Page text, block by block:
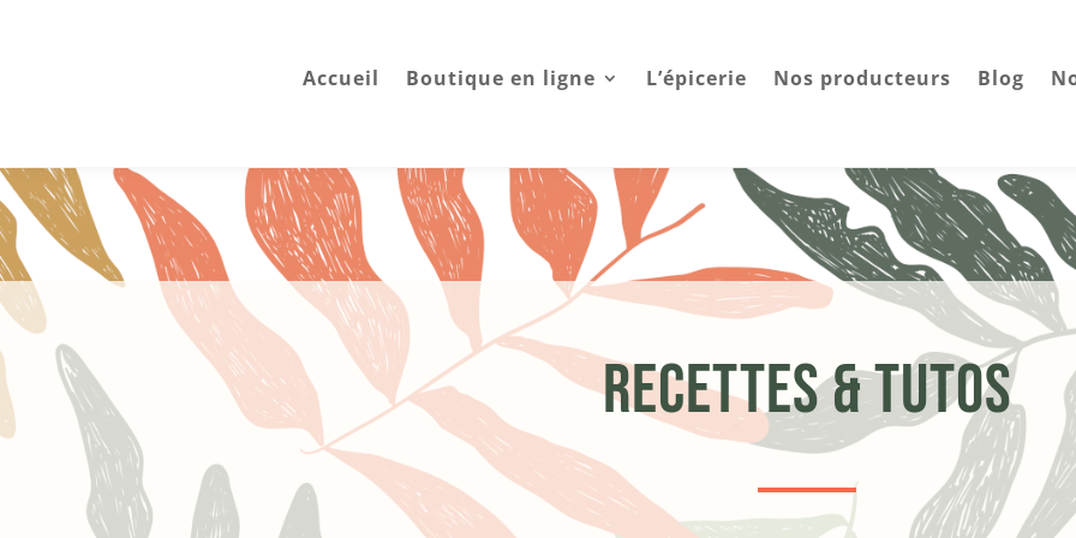
Accueil Boutique en ligne L’épicerie Nos producteurs Blog
Recettes & Tutos